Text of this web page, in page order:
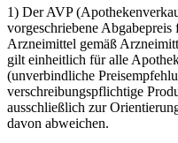
1) Der AVP
vorgeschriebene
Arzneimittel gemäß
gilt einheitlich für alle
(unverbindliche
verschreibungspflichtige
ausschließlich zur
davon abweichen.